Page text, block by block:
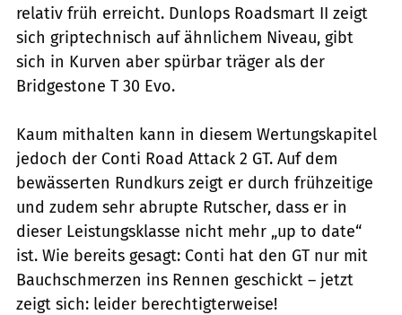
relativ früh erreicht. Dunlops Roadsmart II zeigt
sich griptechnisch auf ähnlichem Niveau, gibt
sich in Kurven aber spürbar träger als der
Bridgestone T 30 Evo.
Kaum mithalten kann in diesem Wertungskapitel
jedoch der Conti Road Attack 2 GT. Auf dem
bewässerten Rundkurs zeigt er durch frühzeitige
und zudem sehr abrupte Rutscher, dass er in
dieser Leistungsklasse nicht mehr „up to date“
ist. Wie bereits gesagt: Conti hat den GT nur mit
Bauchschmerzen ins Rennen geschickt – jetzt
zeigt sich: leider berechtigterweise!